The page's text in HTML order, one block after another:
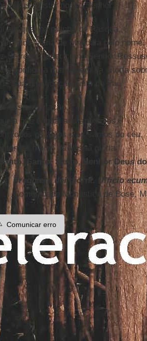
Jesus Cristo, nosso Senhor.
ele que, na manhã de Páscoa,
Maria de Magdala pelo nome,
Se reconhecer como Senhor
confiou a mensagem da vitória
da Sua glorificação junto do Pai.
essa revelação,
que é igual aos apóstolos,
todos os anjos e os santos do céu,
o hino da Vossa glória;
Santo, Santo, Senhor Deus do
Preghiera dei giorni. Ufficio
Comunidade Monástica de Bose,
Comunicar erro